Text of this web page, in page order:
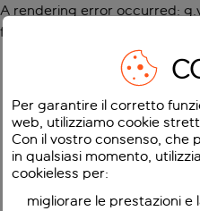
A rendering error occurred:
function
Per garantire il corretto
web, utilizziamo cookie
Con il vostro consenso,
in qualsiasi momento,
cookieless per:
migliorare le prestazioni e